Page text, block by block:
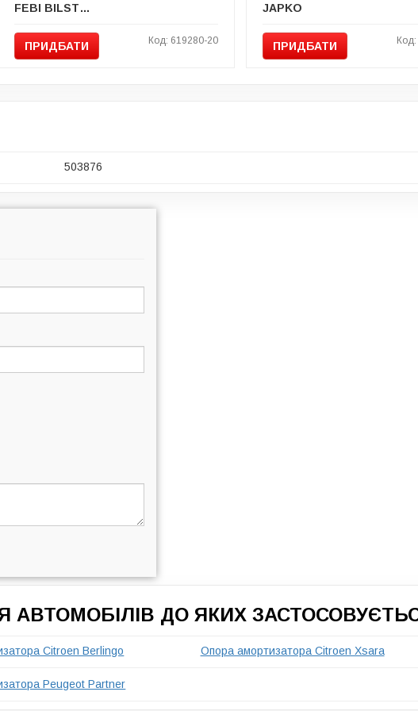
FEBI BILSTEIN
ПРИДБАТИ Код: 619280-20
JAPKO
ПРИДБАТИ
503876
АВТОМОБІЛІВ ДО ЯКИХ
Citroen Berlingo Опора амортизатора Citroen Xsara
Peugeot Partner